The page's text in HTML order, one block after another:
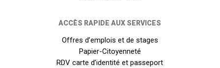
ACCÈS RAPIDE AUX SERVICES
Offres d’emplois et de stages
Papier-Citoyenneté
RDV carte d’identité et passeport